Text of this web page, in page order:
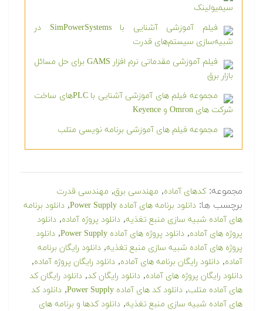
سیمیولینک
فیلم آموزشی آشنایی با SimPowerSystems در
شبیه‌سازی سیستم‌های قدرت
فیلم آموزشی مقدماتی نرم افزار GAMS برای حل مسائل
بازار برق
مجموعه فیلم های آموزشی آشنایی با PLCهای ساخت
شرکت های Omron و Keyence
مجموعه فیلم های آموزشی برنامه نویسی متلب
مجموعه:کدهای آماده, مهندسی برق, مهندسی قدرت
برچسب ها: دانلود برنامه های آماده Power Supply , دانلود برنامه
های آماده شبیه سازی منبع تغذیه, دانلود پروژه آماده, دانلود
پروژه های آماده, دانلود پروژه های آماده Power Supply , دانلود
پروژه های آماده شبیه سازی منبع تغذیه, دانلود رایگان برنامه
آماده, دانلود رایگان برنامه های آماده, دانلود رایگان پروژه آماده,
دانلود رایگان پروژه های آماده, دانلود رایگان کد, دانلود رایگان کد
های آماده متلب, دانلود کد های آماده Power Supply , دانلود کد
های آماده شبیه سازی منبع تغذیه, دانلود کدها و برنامه های